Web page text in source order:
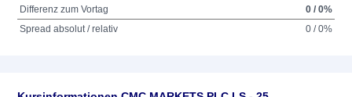
Differenz zum Vortag
0 / 0%
Spread absolut / relativ
0 / 0%